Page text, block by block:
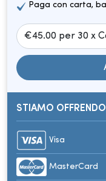
Paga con carta,
STIAMO OFFRENDO
Visa
MasterCard